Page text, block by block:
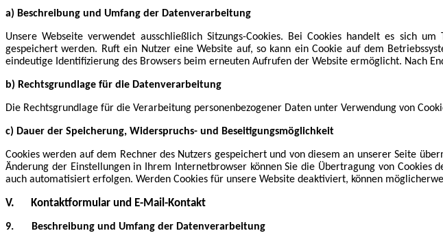
a) Beschreibung und Umfang der Datenverarbeitung
Unsere Webseite verwendet ausschließlich Sitzungs-Cookies. Bei Cookies handelt es sich
gespeichert werden. Ruft ein Nutzer eine Website auf, so kann ein Cookie auf dem
eindeutige Identifizierung des Browsers beim erneuten Aufrufen der Website ermöglicht. Nach
b) Rechtsgrundlage für die Datenverarbeitung
Die Rechtsgrundlage für die Verarbeitung personenbezogener Daten unter Verwendung von
c) Dauer der Speicherung, Widerspruchs- und Beseitigungsmöglichkeit
Cookies werden auf dem Rechner des Nutzers gespeichert und von diesem an unserer Seite
Änderung der Einstellungen in Ihrem Internetbrowser können Sie die Übertragung von Cookies
auch automatisiert erfolgen. Werden Cookies für unsere Website deaktiviert, können
V. Kontaktformular und E-Mail-Kontakt
9. Beschreibung und Umfang der Datenverarbeitung